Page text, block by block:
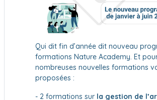
Qui dit fin d’année dit nouveau
formations Nature Academy. Et
nombreuses nouvelles formations
proposées :
- 2 formations sur la gestion de